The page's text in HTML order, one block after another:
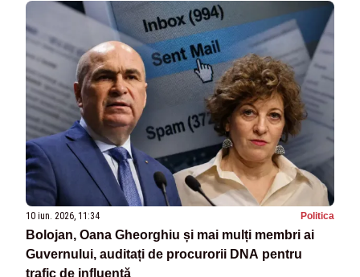
10 iun. 2026, 11:34 Politica
Bolojan, Oana Gheorghiu și mai mulți membri ai
Guvernului, auditați de procurorii DNA pentru
trafic de influență